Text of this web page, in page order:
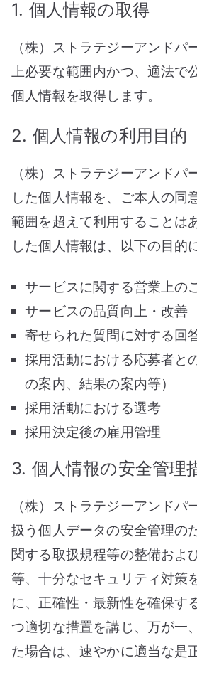
1. 個人情報の取得
（株）ストラテジーアンドパ
上必要な範囲内かつ、適法で
個人情報を取得します。
2. 個人情報の利用目的
（株）ストラテジーアンドパ
した個人情報を、ご本人の同
範囲を超えて利用することは
した個人情報は、以下の目的
サービスに関する営業上の
サービスの品質向上・改善
寄せられた質問に対する回
採用活動における応募者と
の案内、結果の案内等）
採用活動における選考
採用決定後の雇用管理
3. 個人情報の安全管理
（株）ストラテジーアンドパ
扱う個人データの安全管理の
関する取扱規程等の整備およ
等、十分なセキュリティ対策
に、正確性・最新性を確保す
つ適切な措置を講じ、万が一
た場合は、速やかに適当な是